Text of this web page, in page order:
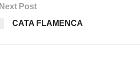
Next Post
CATA FLAMENCA